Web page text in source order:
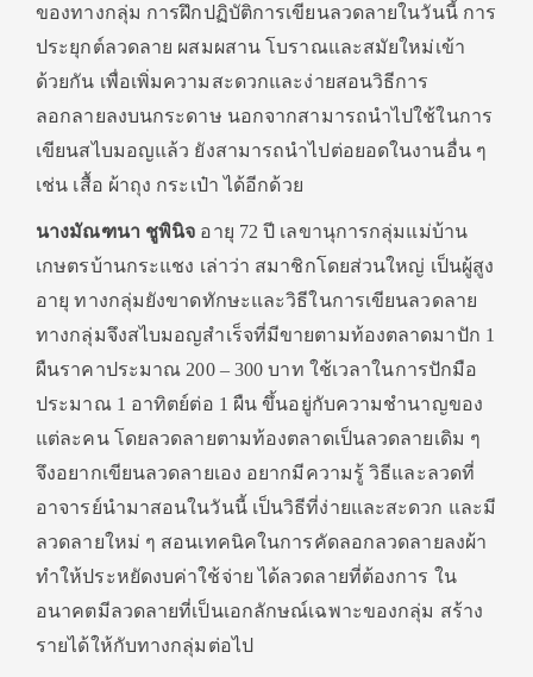
ของทางกลุ่ม การฝึกปฏิบัติการเขียนลวดลายในวันนี้ การ
ประยุกต์ลวดลาย ผสมผสาน โบราณและสมัยใหม่เข้า
ด้วยกัน เพื่อเพิ่มความสะดวกและง่ายสอนวิธีการ
ลอกลายลงบนกระดาษ นอกจากสามารถนำไปใช้ในการ
เขียนสไบมอญแล้ว ยังสามารถนำไปต่อยอดในงานอื่น ๆ
เช่น เสื้อ ผ้าถุง กระเป๋า ได้อีกด้วย
นางมัณฑนา ชูพินิจ อายุ 72 ปี เลขานุการกลุ่มแม่บ้าน
เกษตรบ้านกระแชง เล่าว่า สมาชิกโดยส่วนใหญ่ เป็นผู้สูง
อายุ ทางกลุ่มยังขาดทักษะและวิธีในการเขียนลวดลาย
ทางกลุ่มจึงสไบมอญสำเร็จที่มีขายตามท้องตลาดมาปัก 1
ผืนราคาประมาณ 200 – 300 บาท ใช้เวลาในการปักมือ
ประมาณ 1 อาทิตย์ต่อ 1 ผืน ขึ้นอยู่กับความชำนาญของ
แต่ละคน โดยลวดลายตามท้องตลาดเป็นลวดลายเดิม ๆ
จึงอยากเขียนลวดลายเอง อยากมีความรู้ วิธีและลวดที่
อาจารย์นำมาสอนในวันนี้ เป็นวิธีที่ง่ายและสะดวก และมี
ลวดลายใหม่ ๆ สอนเทคนิคในการคัดลอกลวดลายลงผ้า
ทำให้ประหยัดงบค่าใช้จ่าย ได้ลวดลายที่ต้องการ ใน
อนาคตมีลวดลายที่เป็นเอกลักษณ์เฉพาะของกลุ่ม สร้าง
รายได้ให้กับทางกลุ่มต่อไป